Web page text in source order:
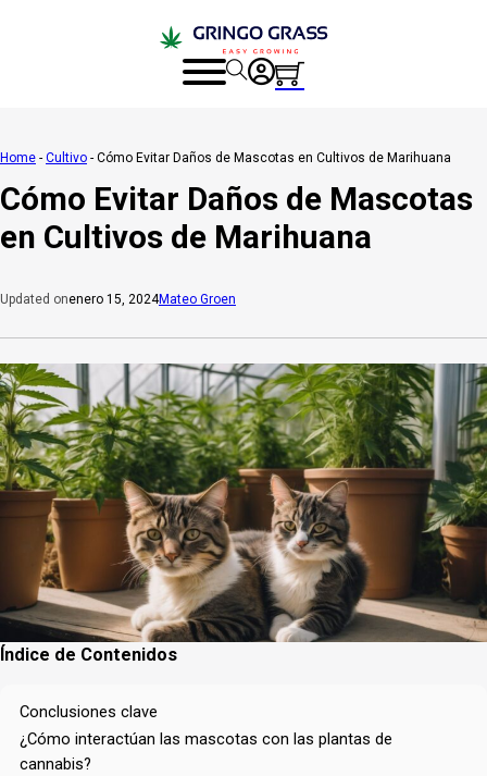
Home - Cultivo - Cómo Evitar Daños de Mascotas en Cultivos de Marihuana
Cómo Evitar Daños de Mascotas
en Cultivos de Marihuana
Updated onenero 15, 2024Mateo Groen
Índice de Contenidos
Conclusiones clave
¿Cómo interactúan las mascotas con las plantas de
cannabis?